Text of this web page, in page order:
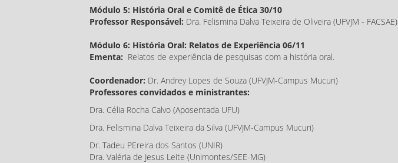
Módulo 5: História Oral e Comitê de Ética 30/10
Professor Responsável: Dra. Felismina Dalva Teixeira de Oliveira (UFVJM - FACSAE)
Módulo 6: História Oral: Relatos de Experiência 06/11
Ementa: Relatos de experiência de pesquisas com a história oral.
Coordenador: Dr. Andrey Lopes de Souza (UFVJM-Campus Mucuri)
Professores convidados e ministrantes:
Dra. Célia Rocha Calvo (Aposentada UFU)
Dra. Felismina Dalva Teixeira da Silva (UFVJM-Campus Mucuri)
Dr. Tadeu PEreira dos Santos (UNIR)
Dra. Valéria de Jesus Leite (Unimontes/SEE-MG)